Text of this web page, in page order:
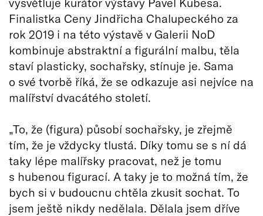
Finalistka Ceny Jindřicha Chalupeckého za
rok 2019 i na této výstavě v Galerii NoD
kombinuje abstraktní a figurální malbu, těla
staví plasticky, sochařsky, stínuje je. Sama
o své tvorbě říká, že se odkazuje asi nejvíce na
malířství dvacátého století.
„To, že (figura) působí sochařsky, je zřejmě
tím, že je vždycky tlustá. Díky tomu se s ní dá
taky lépe malířsky pracovat, než je tomu
s hubenou figurací. A taky je to možná tím, že
bych si v budoucnu chtěla zkusit sochat. To
jsem ještě nikdy nedělala. Dělala jsem dříve